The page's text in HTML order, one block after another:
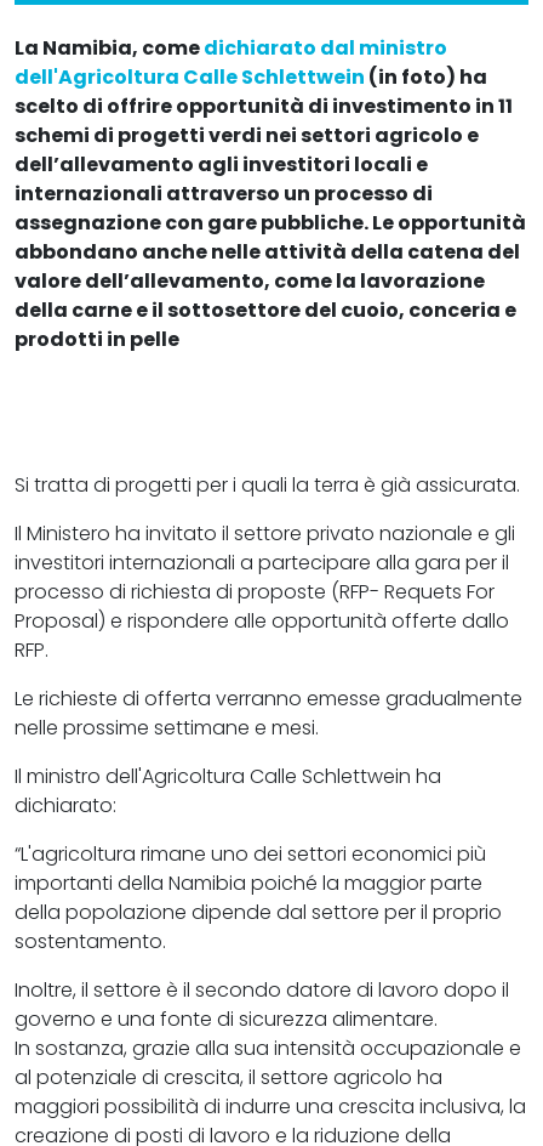
La Namibia, comedichiarato dal ministro
dell'Agricoltura Calle Schlettwein (in foto) ha
scelto di offrire opportunità di investimento in 11
schemi di progetti verdi nei settori agricolo e
dell’allevamento agli investitori locali e
internazionali attraverso un processo di
assegnazione con gare pubbliche. Le opportunità
abbondano anche nelle attività della catena del
valore dell’allevamento, come la lavorazione
della carne e il sottosettore del cuoio, conceria e
prodotti in pelle
Si tratta di progetti per i quali la terra è già assicurata.
Il Ministero ha invitato il settore privato nazionale e gli
investitori internazionali a partecipare alla gara per il
processo di richiesta di proposte (RFP- Requets For
Proposal) e rispondere alle opportunità offerte dallo
RFP.
Le richieste di offerta verranno emesse gradualmente
nelle prossime settimane e mesi.
Il ministro dell'Agricoltura Calle Schlettwein ha
dichiarato:
“L'agricoltura rimane uno dei settori economici più
importanti della Namibia poiché la maggior parte
della popolazione dipende dal settore per il proprio
sostentamento.
Inoltre, il settore è il secondo datore di lavoro dopo il
governo e una fonte di sicurezza alimentare.
In sostanza, grazie alla sua intensità occupazionale e
al potenziale di crescita, il settore agricolo ha
maggiori possibilità di indurre una crescita inclusiva, la
creazione di posti di lavoro e la riduzione della